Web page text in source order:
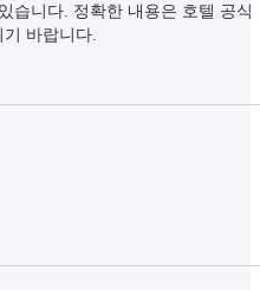
습니다. 정확한 내용은 호텔 공식
바랍니다.